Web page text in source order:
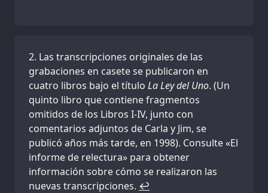
Las transcripciones originales de las
grabaciones en casete se publicaron en
cuatro libros bajo el título La Ley del Uno. (Un
quinto libro que contiene fragmentos
omitidos de los Libros I-IV, junto con
comentarios adjuntos de Carla y Jim, se
publicó años más tarde, en 1998). Consulte «El
informe de relectura» para obtener
información sobre cómo se realizaron las
nuevas transcripciones. ↩